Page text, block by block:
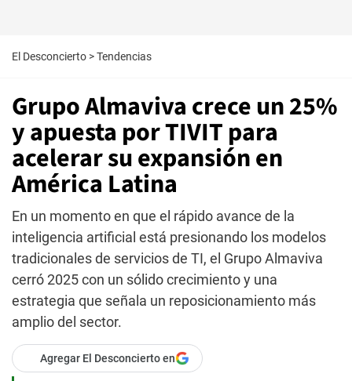
El Desconcierto >Tendencias
Grupo Almaviva crece un 25%
y apuesta por TIVIT para
acelerar su expansión en
América Latina
En un momento en que el rápido avance de la
inteligencia artificial está presionando los modelos
tradicionales de servicios de TI, el Grupo Almaviva
cerró 2025 con un sólido crecimiento y una
estrategia que señala un reposicionamiento más
amplio del sector.
Agregar El Desconcierto en